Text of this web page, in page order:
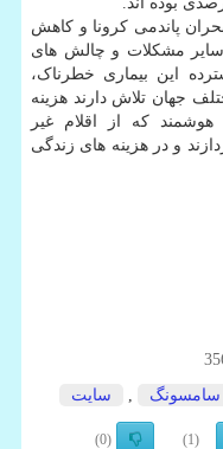
بحران پاندمی کرونا و کاهش
سایر مشکلات و چالش های
این بیماری خطرناک،
جهان تلاش دارند هزینه
که از اقلام غیر
و در هزینه های زندگی
سامسونگ سایت
(1)
(0)